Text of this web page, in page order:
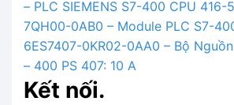
– PLC SIEMENS S7-400 CPU 416-
7QH00-0AB0 – Module PLC S7-
6ES7407-0KR02-0AA0 – Bộ
– 400 PS 407: 10 A
Kết nối.